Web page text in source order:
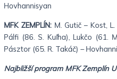
Hovhannisyan
MFK ZEMPLÍN: M. Gutič – Kost,
Pálfi (86. S. Kuľha), Lukčo (61.
Pásztor (65. R. Takáč) –
Najbližší program MFK Zemplín